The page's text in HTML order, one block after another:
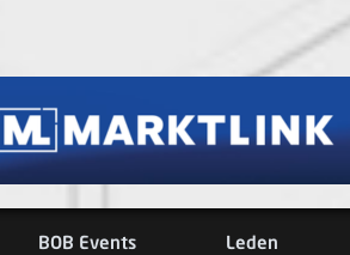
BOB Events Leden